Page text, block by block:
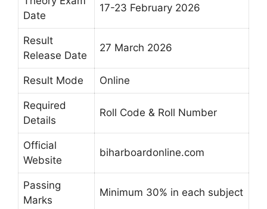
Date
17-23 February 2026
Result
Release Date
27 March 2026
Result Mode Online
Required
Details
Roll Code & Roll Number
Official
Website
biharboardonline.com
Passing
Marks
Minimum 30% in each subject